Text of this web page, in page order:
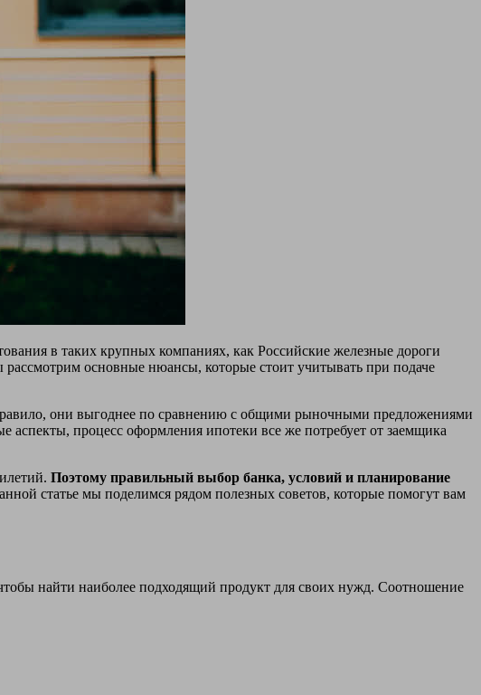
в таких крупных компаниях, как Российские железные дороги
основные нюансы, которые стоит учитывать при подаче
они выгоднее по сравнению с общими рыночными предложениями
аспекты, процесс оформления ипотеки все же потребует от заемщика
Поэтому правильный выбор банка, условий и планирование
статье мы поделимся рядом полезных советов, которые помогут вам
найти наиболее подходящий продукт для своих нужд. Соотношение